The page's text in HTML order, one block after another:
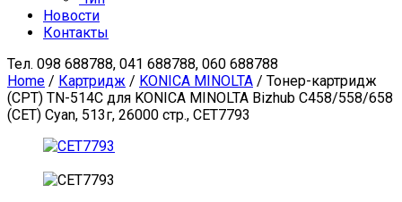
Новости
Контакты
Тел. 098 688788, 041 688788, 060 688788
Home / Картридж / KONICA MINOLTA / Тонер-картридж
(CPT) TN-514C для KONICA MINOLTA Bizhub C458/558/658
(CET) Cyan, 513г, 26000 стр., CET7793